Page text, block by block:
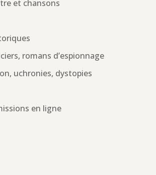
et chansons
romans d’espionnage
uchronies, dystopies
en ligne